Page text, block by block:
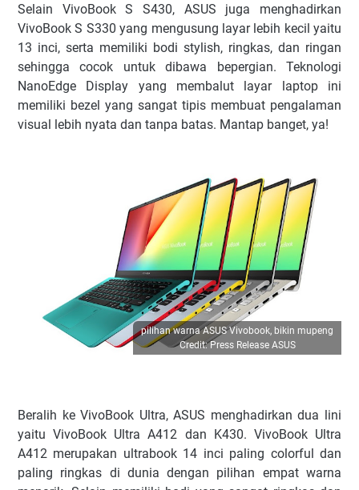
Selain VivoBook S S430, ASUS juga menghadirkan
VivoBook S S330 yang mengusung layar lebih kecil yaitu
13 inci, serta memiliki bodi stylish, ringkas, dan ringan
sehingga cocok untuk dibawa bepergian. Teknologi
NanoEdge Display yang membalut layar laptop ini
memiliki bezel yang sangat tipis membuat pengalaman
visual lebih nyata dan tanpa batas. Mantap banget, ya!
pilihan warna ASUS Vivobook, bikin mupeng
Credit: Press Release ASUS
Beralih ke VivoBook Ultra, ASUS menghadirkan dua lini
yaitu VivoBook Ultra A412 dan K430. VivoBook Ultra
A412 merupakan ultrabook 14 inci paling colorful dan
paling ringkas di dunia dengan pilihan empat warna